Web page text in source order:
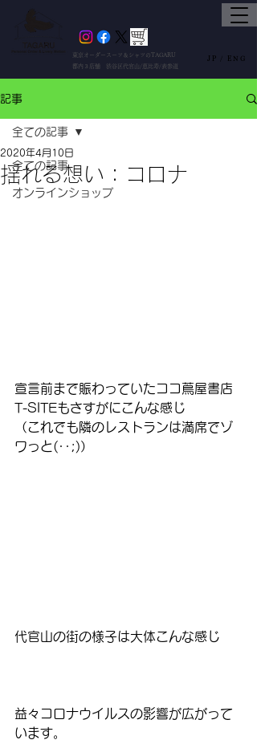
東京オーダースーツ＆シャツのTAGARU
都内３店舗 渋谷区代官山/恵比寿/表参道
ENG
JP /
記事
全ての記事
オンラインショップ
全ての記事
揺れる想い：コロナ
2020年4月10日
宣言前まで賑わっていたココ蔦屋書店
T-SITEもさすがにこんな感じ
（これでも隣のレストランは満席でゾ
ワっと(･･;)）
代官山の街の様子は大体こんな感じ
益々コロナウイルスの影響が広がって
います。